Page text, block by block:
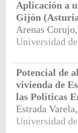
Aplicación a
Gijón
Arenas
Universidad
Potencial de
vivienda de
las Políticas
Estrada
Universidad